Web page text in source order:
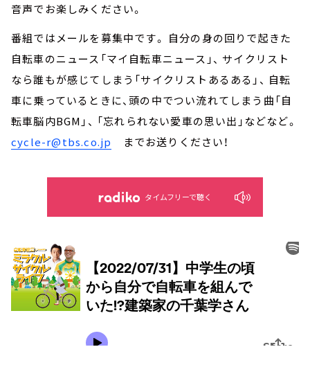
音声でお楽しみください。
番組ではメールを募集中です。 自分の身の回りで起きた
自転車のニュース「マイ自転車ニュース」、 サイクリスト
なら誰もが感じてしまう「サイクリストあるある」、 自転
車に乗っているときに、頭の中でつい流れてしまう曲「自
転車脳内BGM」、 「忘れられない愛車の思い出」などなど。
cycle-r@tbs.co.jp
までお送りください！
タイムフリーで聴く